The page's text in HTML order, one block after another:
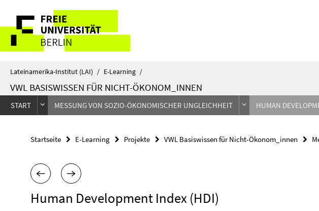
direkt
Inhalt
Service-
Navigation
Lateinamerika-Institut (LAI) / E-Learning /
VWL BASISWISSEN FÜR NICHT-ÖKONOM_INNEN
START MESSUNG VON SOZIO-ÖKONOMISCHER UNGLEICHHEIT HUMAN
Startseite E-Learning Projekte VWL Basiswissen für Nicht-Ökonom_innen
Human Development Index (HDI)